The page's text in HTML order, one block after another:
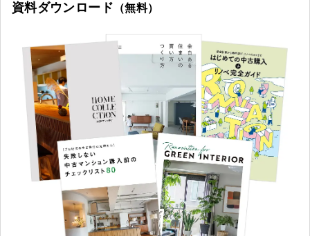
資料ダウンロード （無料）